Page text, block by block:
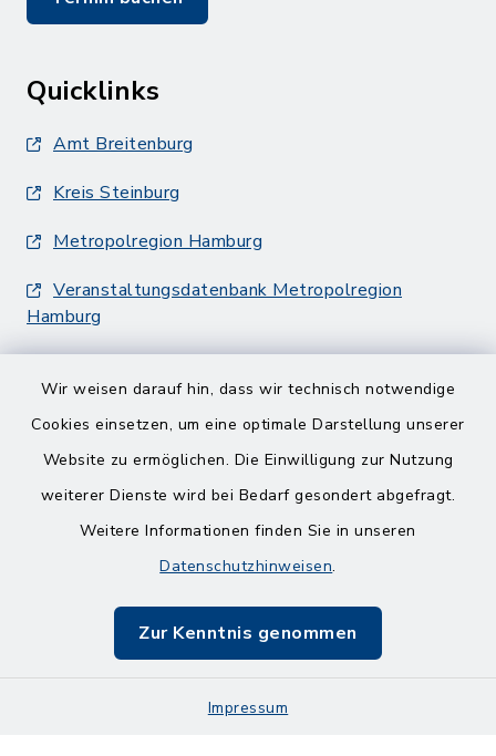
Wir weisen darauf hin, dass wir technisch notwendige
Cookies einsetzen, um eine optimale Darstellung unserer
Website zu ermöglichen. Die Einwilligung zur Nutzung
weiterer Dienste wird bei Bedarf gesondert abgefragt.
Weitere Informationen finden Sie in unseren
Datenschutzhinweisen.
Zur Kenntnis genommen
Impressum
Quicklinks
Amt Breitenburg
Kreis Steinburg
Metropolregion Hamburg
Veranstaltungsdatenbank Metropolregion
Hamburg
Barrierefreiheit
Impressum
Sitemap